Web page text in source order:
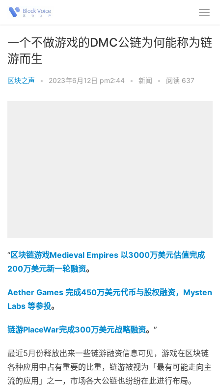
一个不做游戏的DMC公链为何能称为链
游而生
区块之声 • 2023年6月12日 pm2:44 • 新闻 • 阅读 637
“区块链游戏Medieval Empires 以3000万美元估值完成
200万美元新一轮融资。
Aether Games 完成450万美元代币与股权融资， Mysten
Labs 等参投。
链游PlaceWar完成300万美元战略融资。 ”
最近5月份释放出来一些链游融资信息可见，游戏在区块链
各种应用中占有重要的比重，链游被视为「最有可能走向主
流的应用」之一，市场各大公链也纷纷在此进行布局。